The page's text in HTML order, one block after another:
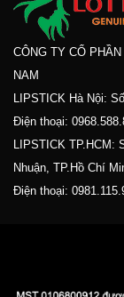
CÔNG TY CỔ
NAM
LIPSTICK Hà Nội:
Điện thoại:
LIPSTICK TP.HCM:
Nhuận, TP.Hồ Chí
Điện thoại: